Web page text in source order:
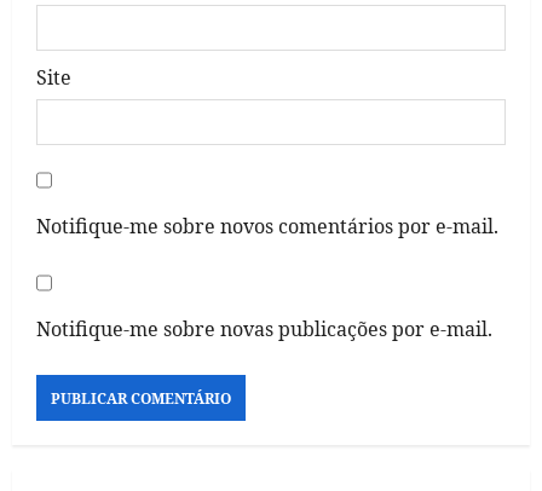
Site
Notifique-me sobre novos comentários por e-mail.
Notifique-me sobre novas publicações por e-mail.